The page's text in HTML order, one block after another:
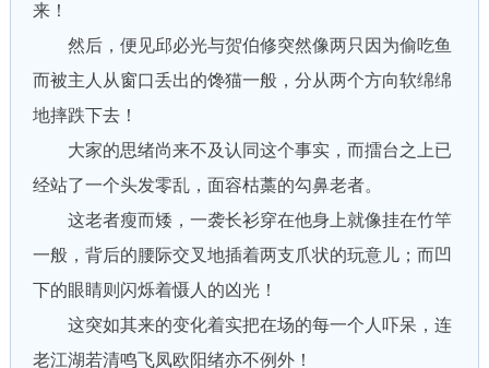
来！
然后，便见邱必光与贺伯修突然像两只因为偷吃鱼
而被主人从窗口丢出的馋猫一般，分从两个方向软绵绵
地摔跌下去！
大家的思绪尚来不及认同这个事实，而擂台之上已
经站了一个头发零乱，面容枯藁的勾鼻老者。
这老者瘦而矮，一袭长衫穿在他身上就像挂在竹竿
一般，背后的腰际交叉地插着两支爪状的玩意儿；而凹
下的眼睛则闪烁着慑人的凶光！
这突如其来的变化着实把在场的每一个人吓呆，连
老江湖若清鸣飞凤欧阳绪亦不例外！